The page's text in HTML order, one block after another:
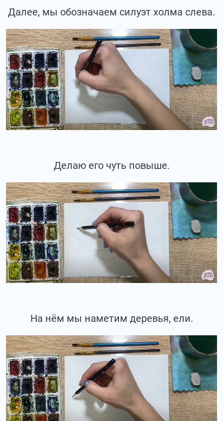
Далее, мы обозначаем силуэт холма слева.
Делаю его чуть повыше.
На нём мы наметим деревья, ели.